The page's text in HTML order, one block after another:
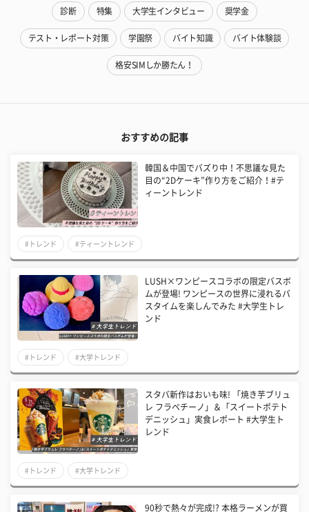
診断 特集 大学生インタビュー 奨学金
テスト・レポート対策 学園祭 バイト知識 バイト体験談
格安SIMしか勝たん！
おすすめの記事
韓国＆中国でバズり中！不思議な見た
目の“2Dケーキ”作り方をご紹介！#テ
ィーントレンド
#トレンド #ティーントレンド
LUSH×ワンピースコラボの限定バスボ
ムが登場! ワンピースの世界に浸れるバ
スタイムを楽しんでみた #大学生トレ
ンド
#トレンド #大学トレンド
スタバ新作はおいも味! 「焼き芋ブリュ
レ フラペチーノ」＆「スイートポテト
デニッシュ」実食レポート #大学生ト
レンド
#トレンド #大学トレンド
90秒で熱々が完成!? 本格ラーメンが買